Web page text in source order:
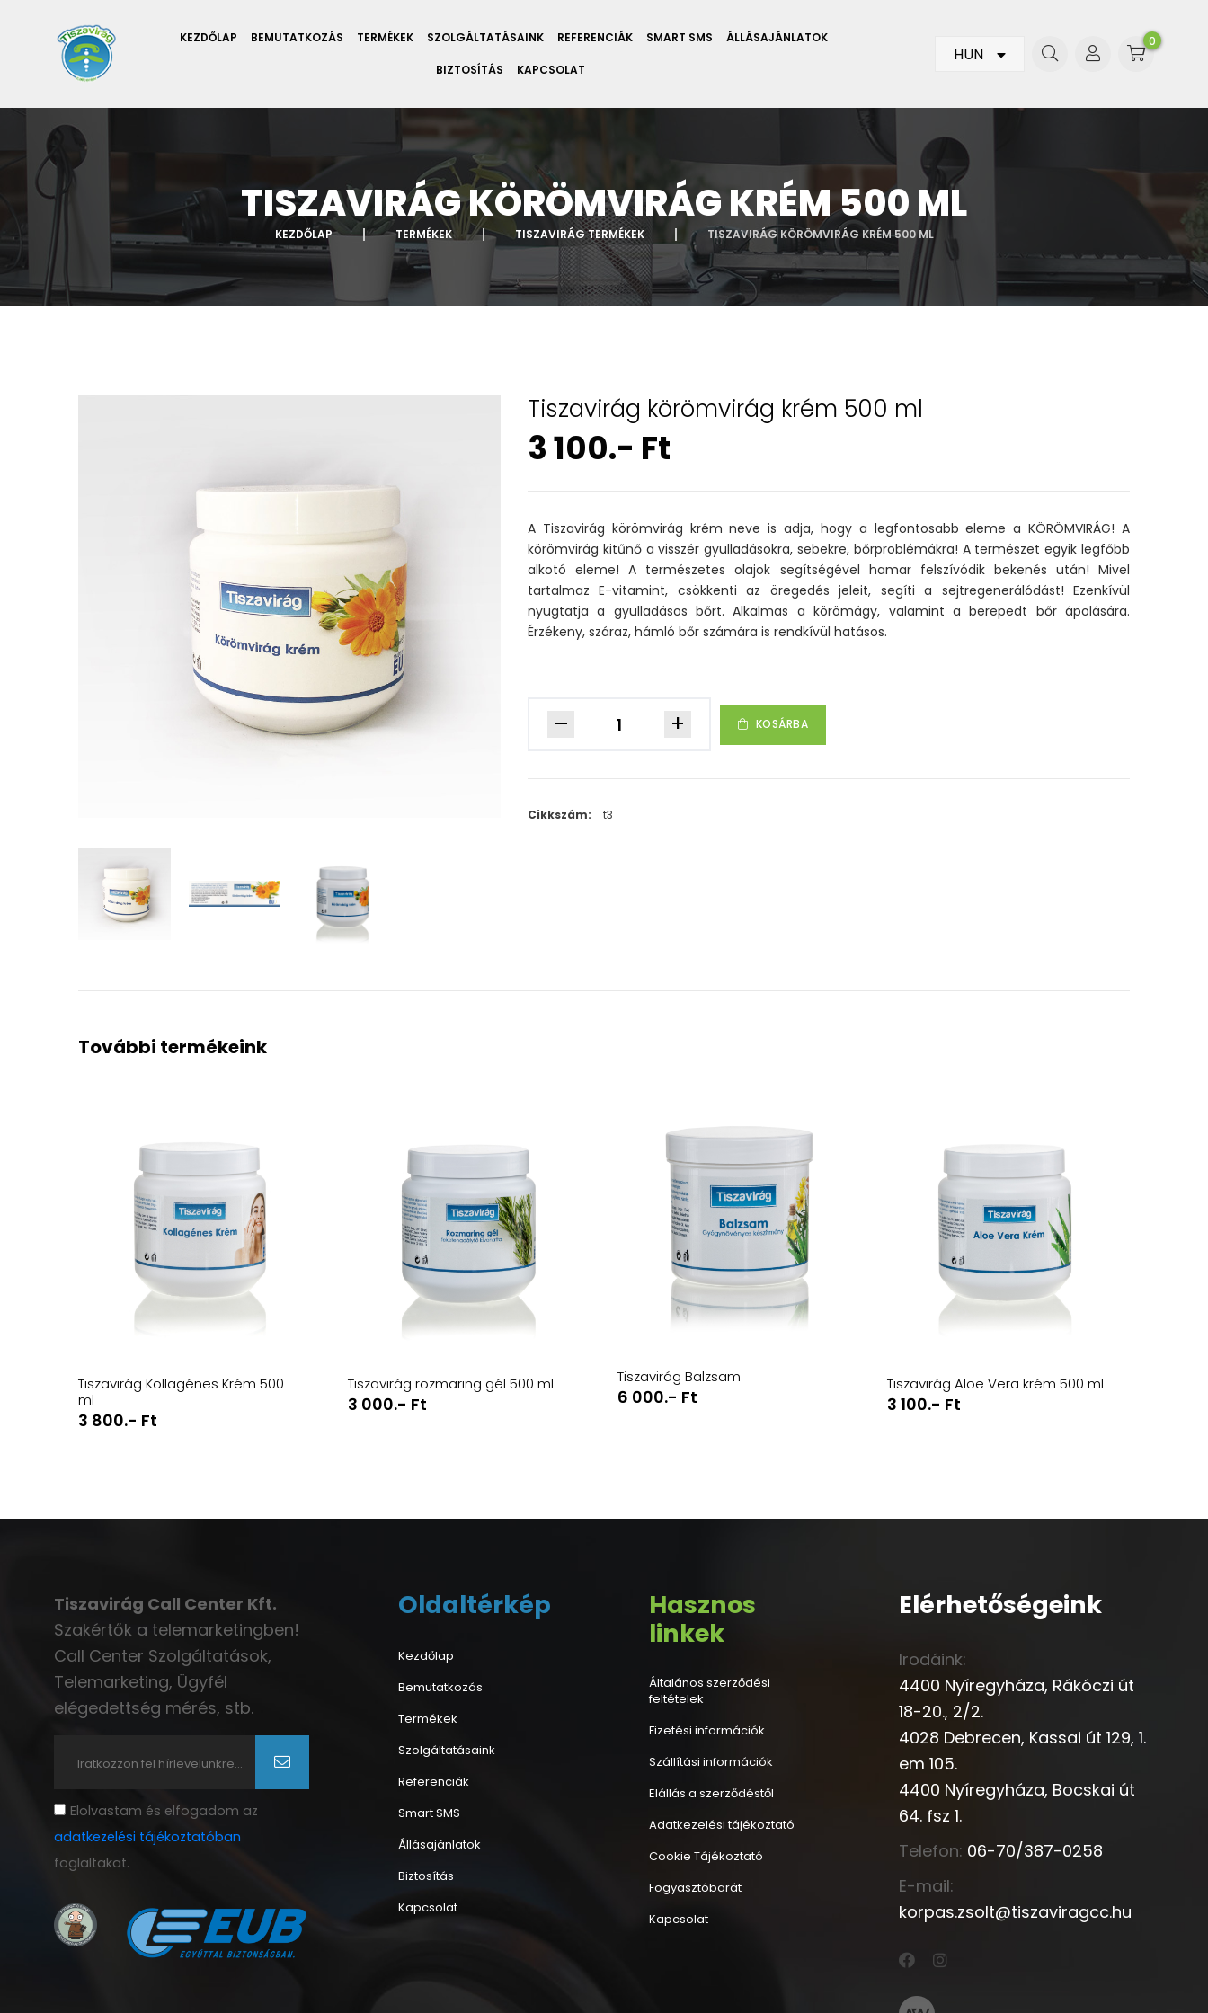
KEZDŐLAP BEMUTATKOZÁS TERMÉKEK SZOLGÁLTATÁSAINK REFERENCIÁK SMART SMS ÁLLÁSAJÁNLATOK
BIZTOSÍTÁS KAPCSOLAT
HUN
0
TISZAVIRÁG KÖRÖMVIRÁG KRÉM 500 ML
KEZDŐLAP TERMÉKEK TISZAVIRÁG TERMÉKEK TISZAVIRÁG KÖRÖMVIRÁG KRÉM 500 ML
Tiszavirág körömvirág krém 500 ml
3 100.- Ft
A Tiszavirág körömvirág krém neve is adja, hogy a legfontosabb eleme a KÖRÖMVIRÁG! A
körömvirág kitűnő a visszér gyulladásokra, sebekre, bőrproblémákra! A természet egyik legfőbb
alkotó eleme! A természetes olajok segítségével hamar felszívódik bekenés után! Mivel
tartalmaz E-vitamint, csökkenti az öregedés jeleit, segíti a sejtregenerálódást! Ezenkívül
nyugtatja a gyulladásos bőrt. Alkalmas a körömágy, valamint a berepedt bőr ápolására.
Érzékeny, száraz, hámló bőr számára is rendkívül hatásos.
– + KOSÁRBA
Cikkszám: t3
További termékeink
Tiszavirág Kollagénes Krém 500
ml
3 800.- Ft
Tiszavirág rozmaring gél 500 ml
3 000.- Ft
Tiszavirág Balzsam
6 000.- Ft
Tiszavirág Aloe Vera krém 500 ml
3 100.- Ft
Tiszavirág Call Center Kft.
Szakértők a telemarketingben!
Call Center Szolgáltatások,
Telemarketing, Ügyfél
elégedettség mérés, stb.
Elolvastam és elfogadom az
adatkezelési tájékoztatóban
foglaltakat.
Oldaltérkép
Kezdőlap
Bemutatkozás
Termékek
Szolgáltatásaink
Referenciák
Smart SMS
Állásajánlatok
Biztosítás
Kapcsolat
Hasznos
linkek
Általános szerződési
feltételek
Fizetési információk
Szállítási információk
Elállás a szerződéstől
Adatkezelési tájékoztató
Cookie Tájékoztató
Fogyasztóbarát
Kapcsolat
Elérhetőségeink
Irodáink:
4400 Nyíregyháza, Rákóczi út
18-20., 2/2.
4028 Debrecen, Kassai út 129, 1.
em 105.
4400 Nyíregyháza, Bocskai út
64. fsz 1.
Telefon: 06-70/387-0258
E-mail:
korpas.zsolt@tiszaviragcc.hu